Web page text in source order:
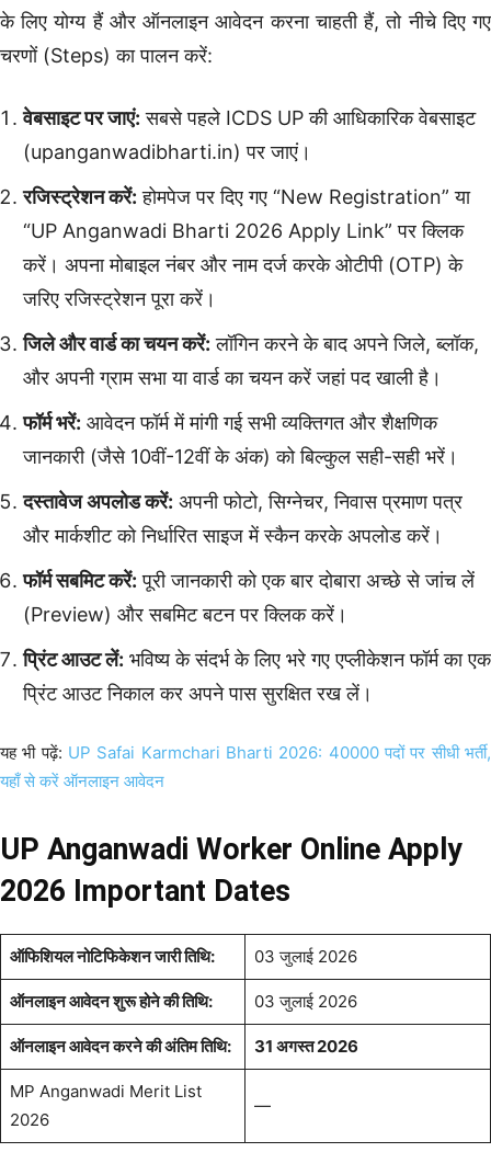
के लिए योग्य हैं और ऑनलाइन आवेदन करना चाहती हैं, तो नीचे दिए गए
चरणों (Steps) का पालन करें:
वेबसाइट पर जाएं: सबसे पहले ICDS UP की आधिकारिक वेबसाइट
(upanganwadibharti.in) पर जाएं।
रजिस्ट्रेशन करें: होमपेज पर दिए गए “New Registration” या
“UP Anganwadi Bharti 2026 Apply Link” पर क्लिक
करें। अपना मोबाइल नंबर और नाम दर्ज करके ओटीपी (OTP) के
जरिए रजिस्ट्रेशन पूरा करें।
जिले और वार्ड का चयन करें: लॉगिन करने के बाद अपने जिले, ब्लॉक,
और अपनी ग्राम सभा या वार्ड का चयन करें जहां पद खाली है।
फॉर्म भरें: आवेदन फॉर्म में मांगी गई सभी व्यक्तिगत और शैक्षणिक
जानकारी (जैसे 10वीं-12वीं के अंक) को बिल्कुल सही-सही भरें।
दस्तावेज अपलोड करें: अपनी फोटो, सिग्नेचर, निवास प्रमाण पत्र
और मार्कशीट को निर्धारित साइज में स्कैन करके अपलोड करें।
फॉर्म सबमिट करें: पूरी जानकारी को एक बार दोबारा अच्छे से जांच लें
(Preview) और सबमिट बटन पर क्लिक करें।
प्रिंट आउट लें: भविष्य के संदर्भ के लिए भरे गए एप्लीकेशन फॉर्म का एक
प्रिंट आउट निकाल कर अपने पास सुरक्षित रख लें।
यह भी पढ़ें: UP Safai Karmchari Bharti 2026: 40000 पदों पर सीधी भर्ती,
यहाँ से करें ऑनलाइन आवेदन
UP Anganwadi Worker Online Apply
2026 Important Dates
ऑफिशियल नोटिफिकेशन जारी तिथि: 03 जुलाई 2026
ऑनलाइन आवेदन शुरू होने की तिथि: 03 जुलाई 2026
ऑनलाइन आवेदन करने की अंतिम तिथि: 31 अगस्त 2026
MP Anganwadi Merit List
2026
—